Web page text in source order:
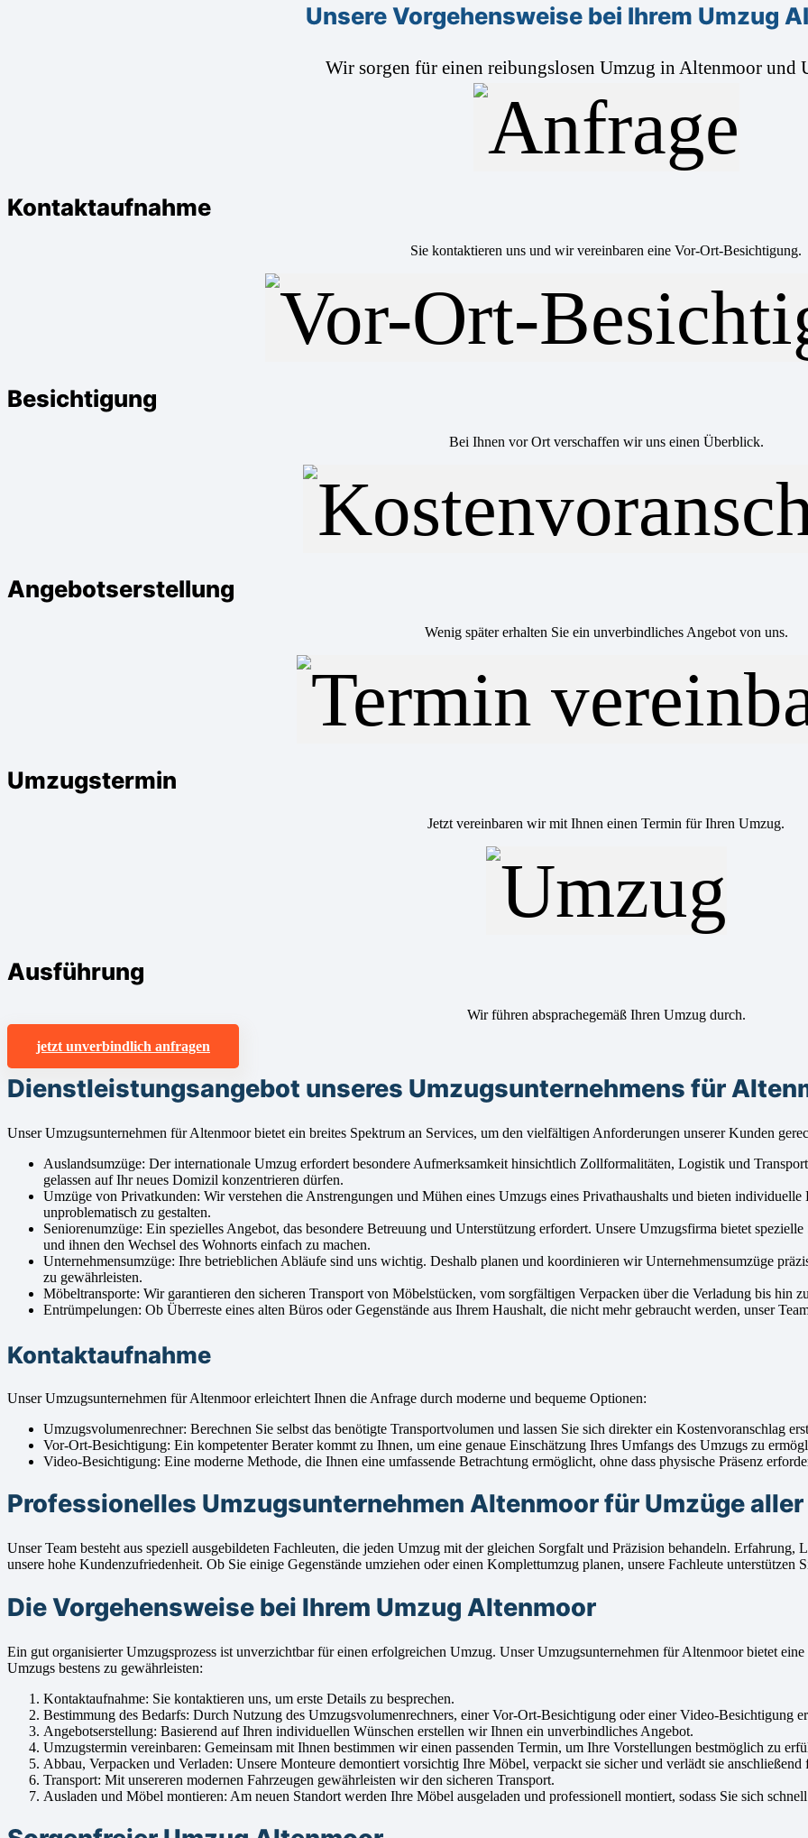
Unsere Vorgehensweise bei Ihrem Umzug
Wir sorgen für einen reibungslosen Umzug in Altenmoor und
Kontaktaufnahme
Sie kontaktieren uns und wir vereinbaren eine Vor-Ort-Besichtigung.
Besichtigung
Bei Ihnen vor Ort verschaffen wir uns einen Überblick.
Angebotserstellung
Wenig später erhalten Sie ein unverbindliches Angebot von uns.
Umzugstermin
Jetzt vereinbaren wir mit Ihnen einen Termin für Ihren Umzug.
Ausführung
Wir führen absprachegemäß Ihren Umzug durch.
jetzt unverbindlich anfragen
Dienstleistungsangebot unseres Umzugsunternehmens für
Unser Umzugsunternehmen für Altenmoor bietet ein breites Spektrum an Services, um den vielfältigen Anforderungen unserer Kunden
Auslandsumzüge: Der internationale Umzug erfordert besondere Aufmerksamkeit hinsichtlich Zollformalitäten, Logistik und
gelassen auf Ihr neues Domizil konzentrieren dürfen.
Umzüge von Privatkunden: Wir verstehen die Anstrengungen und Mühen eines Umzugs eines Privathaushalts und bieten
unproblematisch zu gestalten.
Seniorenumzüge: Ein spezielles Angebot, das besondere Betreuung und Unterstützung erfordert. Unsere Umzugsfirma bietet
und ihnen den Wechsel des Wohnorts einfach zu machen.
Unternehmensumzüge: Ihre betrieblichen Abläufe sind uns wichtig. Deshalb planen und koordinieren wir Unternehmensumzüge
zu gewährleisten.
Möbeltransporte: Wir garantieren den sicheren Transport von Möbelstücken, vom sorgfältigen Verpacken über die Verladung bis hin
Entrümpelungen: Ob Überreste eines alten Büros oder Gegenstände aus Ihrem Haushalt, die nicht mehr gebraucht werden, unser
Kontaktaufnahme
Unser Umzugsunternehmen für Altenmoor erleichtert Ihnen die Anfrage durch moderne und bequeme Optionen:
Umzugsvolumenrechner: Berechnen Sie selbst das benötigte Transportvolumen und lassen Sie sich direkter ein Kostenvoranschlag
Vor-Ort-Besichtigung: Ein kompetenter Berater kommt zu Ihnen, um eine genaue Einschätzung Ihres Umfangs des Umzugs zu
Video-Besichtigung: Eine moderne Methode, die Ihnen eine umfassende Betrachtung ermöglicht, ohne dass physische Präsenz
Professionelles Umzugsunternehmen Altenmoor für Umzüge
Unser Team besteht aus speziell ausgebildeten Fachleuten, die jeden Umzug mit der gleichen Sorgfalt und Präzision behandeln. Erfahrung,
unsere hohe Kundenzufriedenheit. Ob Sie einige Gegenstände umziehen oder einen Komplettumzug planen, unsere Fachleute unterstützen
Die Vorgehensweise bei Ihrem Umzug Altenmoor
Ein gut organisierter Umzugsprozess ist unverzichtbar für einen erfolgreichen Umzug. Unser Umzugsunternehmen für Altenmoor bietet
Umzugs bestens zu gewährleisten:
Kontaktaufnahme: Sie kontaktieren uns, um erste Details zu besprechen.
Bestimmung des Bedarfs: Durch Nutzung des Umzugsvolumenrechners, einer Vor-Ort-Besichtigung oder einer Video-Besichtigung
Angebotserstellung: Basierend auf Ihren individuellen Wünschen erstellen wir Ihnen ein unverbindliches Angebot.
Umzugstermin vereinbaren: Gemeinsam mit Ihnen bestimmen wir einen passenden Termin, um Ihre Vorstellungen bestmöglich zu
Abbau, Verpacken und Verladen: Unsere Monteure demontiert vorsichtig Ihre Möbel, verpackt sie sicher und verlädt sie anschließend
Transport: Mit unsereren modernen Fahrzeugen gewährleisten wir den sicheren Transport.
Ausladen und Möbel montieren: Am neuen Standort werden Ihre Möbel ausgeladen und professionell montiert, sodass Sie sich